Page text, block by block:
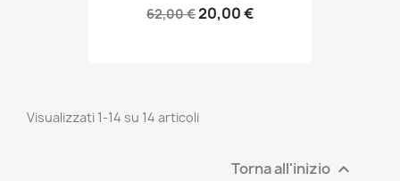
62,00 €20,00 €
Visualizzati 1-14 su 14 articoli
Torna all'inizio 